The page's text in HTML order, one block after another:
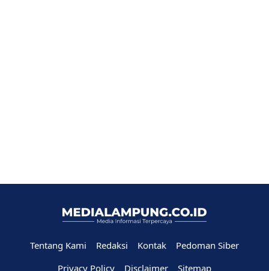
Tentang Kami Redaksi Kontak
Pedoman Siber
Privacy Policy
Disclaimer Sitemap